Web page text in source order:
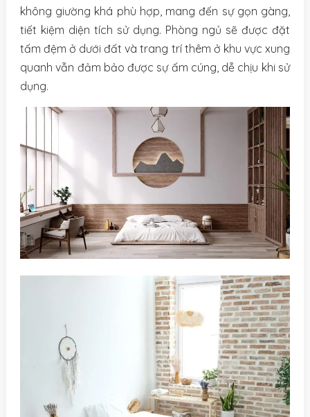
không giường khá phù hợp, mang đến sự gọn gàng,
tiết kiệm diện tích sử dụng. Phòng ngủ sẽ được đặt
tấm đệm ở dưới đất và trang trí thêm ở khu vực xung
quanh vẫn đảm bảo được sự ấm cúng, dễ chịu khi sử
dụng.